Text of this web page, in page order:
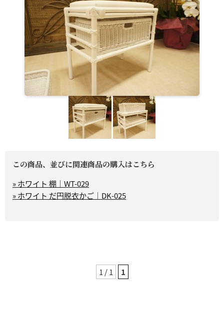
この商品、並びに関連商品の購入はこちら
» ホワイト 棚｜WT-029
» ホワイト だ円脱衣かご｜DK-025
1 / 1 1